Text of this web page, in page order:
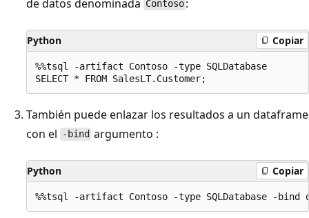
de datos denominada Contoso :
Python Copiar
%%tsql -artifact Contoso -type SQLDatabase
También puede enlazar los resultados a un dataframe
con el
-bind argumento :
Python Copiar